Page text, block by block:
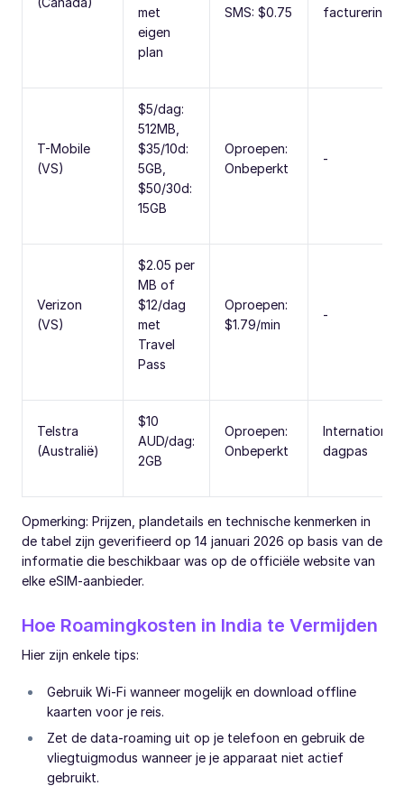
met
eigen
plan
SMS: $0.75
T-Mobile
(VS)
$5/dag:
512MB,
$35/10d:
5GB,
$50/30d:
15GB
Oproepen:
Onbeperkt
-
Verizon
(VS)
$2.05 per
MB of
$12/dag
met
Travel
Pass
Oproepen:
$1.79/min
-
Telstra
(Australië)
$10
AUD/dag:
2GB
Oproepen:
Onbeperkt
Internationale
dagpas
Opmerking: Prijzen, plandetails en technische kenmerken in
de tabel zijn geverifieerd op 14 januari 2026 op basis van de
informatie die beschikbaar was op de officiële website van
elke eSIM-aanbieder.
Hoe Roamingkosten in India te Vermijden
Hier zijn enkele tips:
Gebruik Wi-Fi wanneer mogelijk en download offline
kaarten voor je reis.
Zet de data-roaming uit op je telefoon en gebruik de
vliegtuigmodus wanneer je je apparaat niet actief
gebruikt.